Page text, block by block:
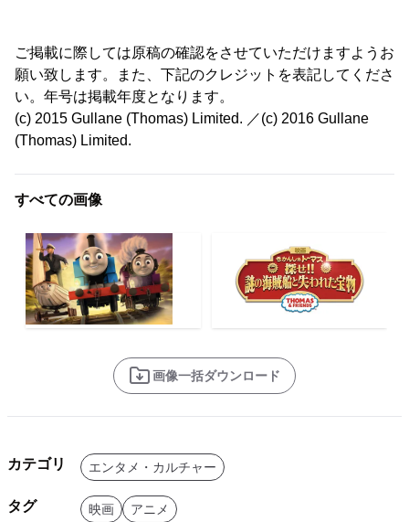
ご掲載に際しては原稿の確認をさせていただけますようお
願い致します。また、下記のクレジットを表記してくださ
い。年号は掲載年度となります。
(c) 2015 Gullane (Thomas) Limited. ／(c) 2016 Gullane
(Thomas) Limited.
すべての画像
画像一括ダウンロード
カテゴリ エンタメ・カルチャー
タグ 映画 アニメ